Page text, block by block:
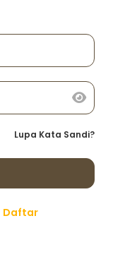
Lupa Kata Sandi?
Daftar